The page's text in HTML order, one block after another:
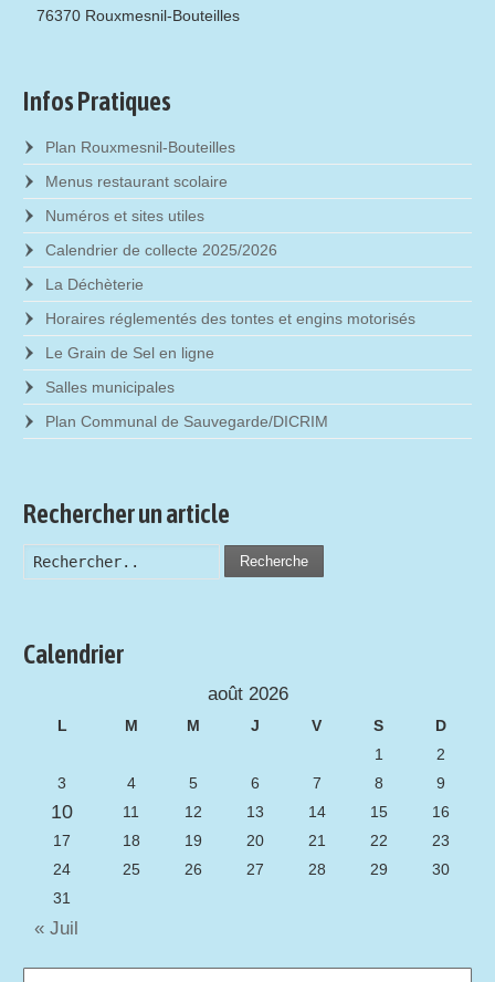
76370 Rouxmesnil-Bouteilles
Infos Pratiques
Plan Rouxmesnil-Bouteilles
Menus restaurant scolaire
Numéros et sites utiles
Calendrier de collecte 2025/2026
La Déchèterie
Horaires réglementés des tontes et engins motorisés
Le Grain de Sel en ligne
Salles municipales
Plan Communal de Sauvegarde/DICRIM
Rechercher un article
Recherche
Calendrier
août 2026
L M M J V S
D
1
2
3
4 5 6 7 8 9
10 11 12 13 14 15
16
17
18 19 20 21 22
23
24
25 26 27 28 29
30
31
« Juil